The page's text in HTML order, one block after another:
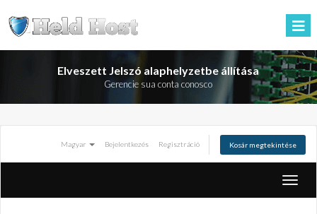
Elveszett Jelszó alaphelyzetbe állítása
Gerencie sua conta conosco
Magyar Bejelentkezés Regisztráció Kosár megtekintése
Váltás
a